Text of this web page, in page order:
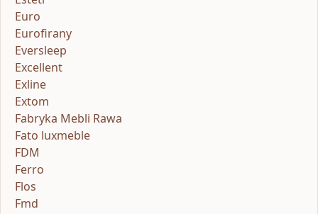
Euro
Eurofirany
Eversleep
Excellent
Exline
Extom
Fabryka Mebli Rawa
Fato luxmeble
FDM
Ferro
Flos
Fmd